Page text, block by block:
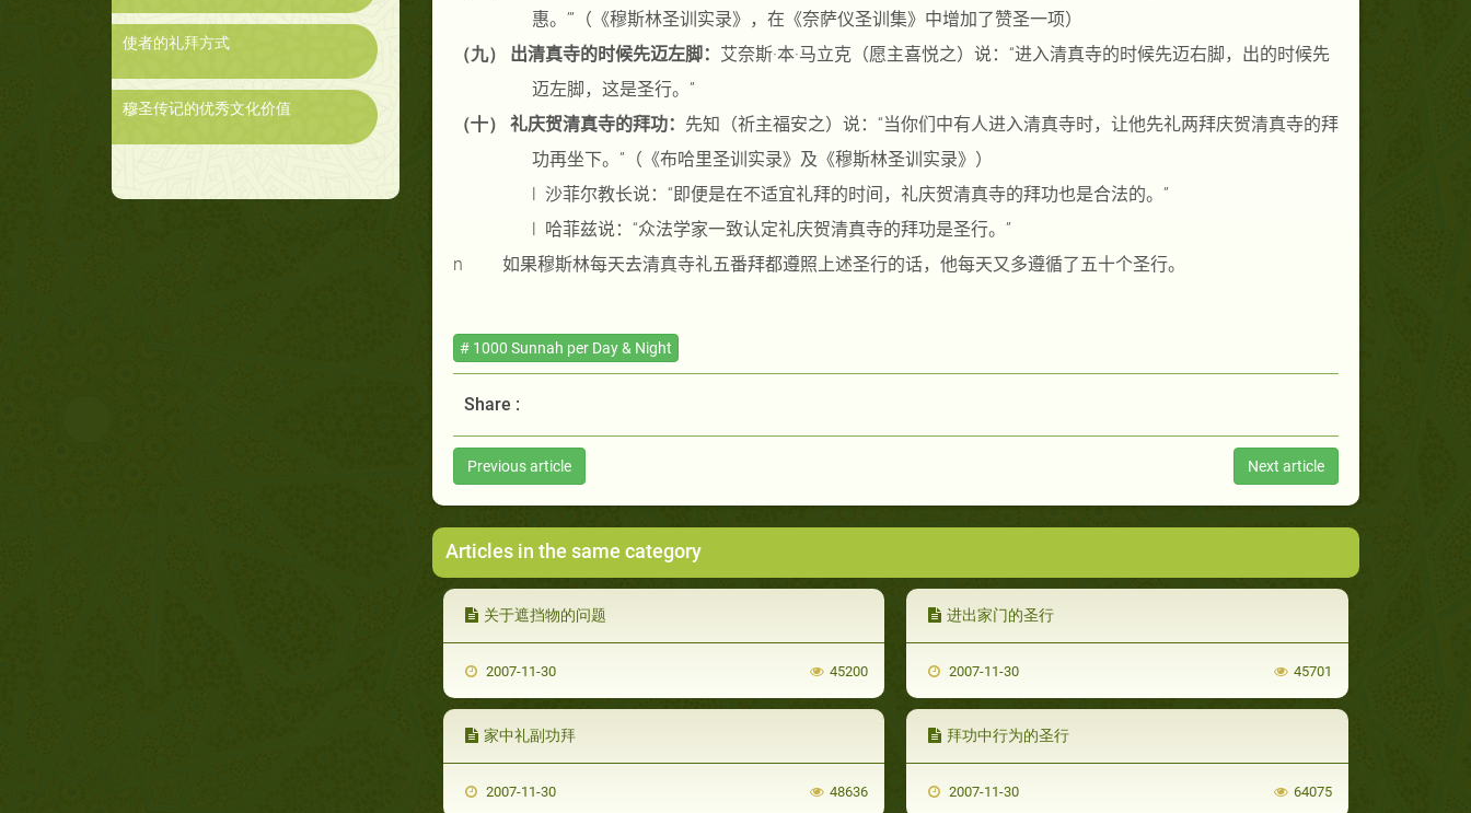
使者的礼拜方式
穆圣传记的优秀文化价值
惠。’”（《穆斯林圣训实录》，在《奈萨仪圣训集》中增加了赞圣一项）
（九）
出清真寺的时候先迈左脚： 艾奈斯·本·马立克（愿主喜悦之）说：“进入清真寺的时候先迈右脚，出的时候先
迈左脚，这是圣行。”
（十）
礼庆贺清真寺的拜功： 先知（祈主福安之）说：“当你们中有人进入清真寺时，让他先礼两拜庆贺清真寺的拜
功再坐下。”（《布哈里圣训实录》及《穆斯林圣训实录》）
l 沙菲尔教长说：“即便是在不适宜礼拜的时间，礼庆贺清真寺的拜功也是合法的。”
l 哈菲兹说：“众法学家一致认定礼庆贺清真寺的拜功是圣行。”
n
如果穆斯林每天去清真寺礼五番拜都遵照上述圣行的话，他每天又多遵循了五十个圣行。
# 1000 Sunnah per Day & Night
Share :
Previous article Next article
Articles in the same category
关于遮挡物的问题
2007-11-30 45200
进出家门的圣行
2007-11-30 45701
家中礼副功拜
2007-11-30 48636
拜功中行为的圣行
2007-11-30 64075